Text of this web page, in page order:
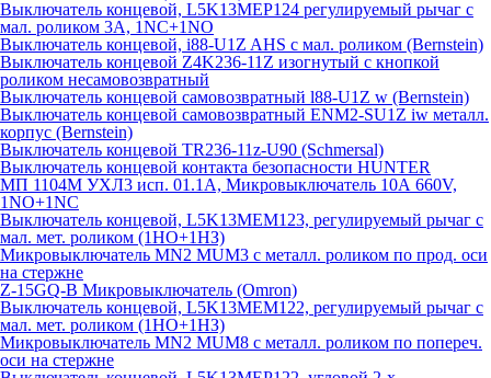
Выключатель концевой, L5K13MEP124 регулируемый рычаг с
мал. роликом 3А, 1NC+1NO
Выключатель концевой, i88-U1Z AHS с мал. роликом (Bernstein)
Выключатель концевой Z4K236-11Z изогнутый с кнопкой
роликом несамовозвратный
Выключатель концевой самовозвратный l88-U1Z w (Bernstein)
Выключатель концевой самовозвратный ENM2-SU1Z iw металл.
корпус (Bernstein)
Выключатель концевой TR236-11z-U90 (Schmersal)
Выключатель концевой контакта безопасности HUNTER
МП 1104М УХЛ3 исп. 01.1А, Микровыключатель 10А 660V,
1NO+1NC
Выключатель концевой, L5K13MEM123, регулируемый рычаг с
мал. мет. роликом (1НО+1НЗ)
Микровыключатель MN2 MUM3 с металл. роликом по прод. оси
на стержне
Z-15GQ-B Микровыключатель (Omron)
Выключатель концевой, L5K13MEM122, регулируемый рычаг с
мал. мет. роликом (1НО+1НЗ)
Микровыключатель MN2 MUM8 с металл. роликом по попереч.
оси на стержне